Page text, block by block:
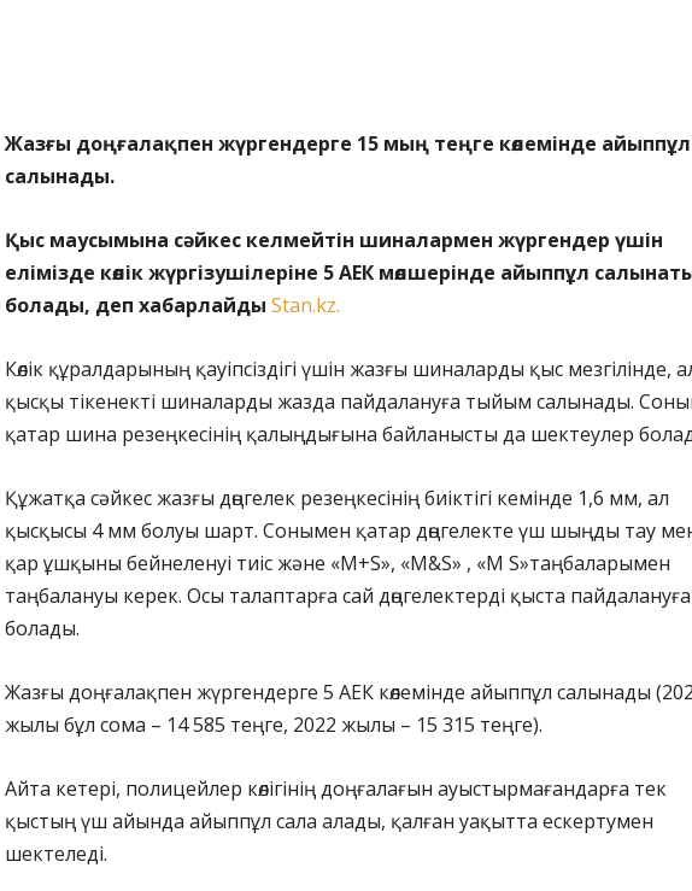
Жазғы доңғалақпен жүргендерге 15 мың теңге көлемінде айыппұл
салынады.
Қыс маусымына сәйкес келмейтін шиналармен жүргендер үшін
елімізде көлік жүргізушілеріне 5 АЕК мөлшерінде айыппұл
болады, деп хабарлайды Stan.kz.
Көлік құралдарының қауіпсіздігі үшін жазғы шиналарды қыс мезгілінде,
қысқы тікенекті шиналарды жазда пайдалануға тыйым салынады.
қатар шина резеңкесінің қалыңдығына байланысты да шектеулер
Құжатқа сәйкес жазғы дөңгелек резеңкесінің биіктігі кемінде 1,6 мм, ал
қысқысы 4 мм болуы шарт. Сонымен қатар дөңгелекте үш шыңды тау
қар ұшқыны бейнеленуі тиіс және «М+S», «M&S» , «M S»таңбаларымен
таңбалануы керек. Осы талаптарға сай дөңгелектерді қыста пайдалануға
болады.
Жазғы доңғалақпен жүргендерге 5 АЕК көлемінде айыппұл салынады
жылы бұл сома – 14 585 теңге, 2022 жылы – 15 315 теңге).
Айта кетері, полицейлер көлігінің доңғалағын ауыстырмағандарға тек
қыстың үш айында айыппұл сала алады, қалған уақытта ескертумен
шектеледі.